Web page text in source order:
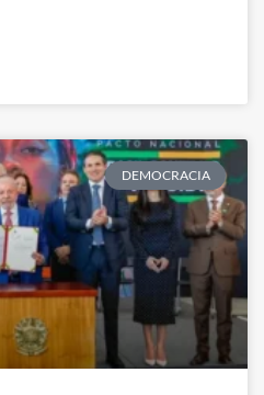
DEMOCRACIA